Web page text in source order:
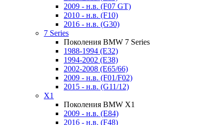
2009 - н.в. (F07 GT)
2010 - н.в. (F10)
2016 - н.в. (G30)
7 Series
Поколения BMW 7 Series
1988-1994 (E32)
1994-2002 (E38)
2002-2008 (E65/66)
2009 - н.в. (F01/F02)
2015 - н.в. (G11/12)
X1
Поколения BMW X1
2009 - н.в. (E84)
2016 - н.в. (F48)